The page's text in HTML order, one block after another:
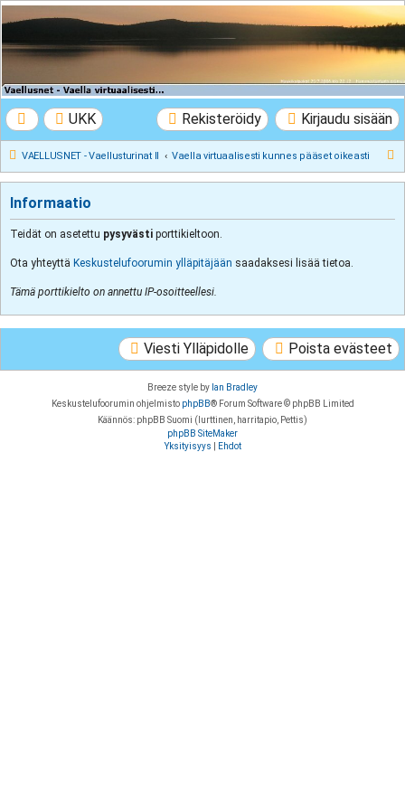
VAELLUSNET -
Vaellusturinat II
UKK Kirjaudu sisään
Rekisteröidy
VAELLUSNET - Vaellusturinat II Vaella virtuaalisesti kunnes pääset oikeasti
Informaatio
Teidät on asetettu pysyvästi porttikieltoon.
Ota yhteyttä Keskustelufoorumin ylläpitäjään saadaksesi lisää tietoa.
Tämä porttikielto on annettu IP-osoitteellesi.
Poista evästeet
Viesti Ylläpidolle
Breeze style by Ian Bradley
Keskustelufoorumin ohjelmisto phpBB® Forum Software © phpBB Limited
Käännös: phpBB Suomi (lurttinen, harritapio, Pettis)
phpBB SiteMaker
Yksityisyys
Ehdot